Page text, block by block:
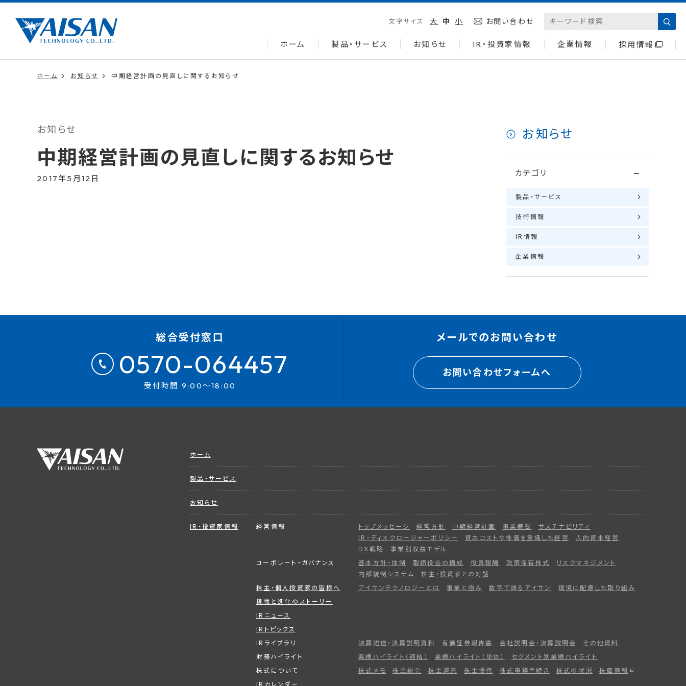
文字サイズ 大 中 小 お問い合わせ
ホーム 製品・サービス お知らせ IR・投資家情報 企業情報 採用情報
ホーム お知らせ 中期経営計画の見直しに関するお知らせ
お知らせ
中期経営計画の見直しに関するお知らせ
2017年5月12日
お知らせ
カテゴリ
製品・サービス
技術情報
IR情報
企業情報
総合受付窓口
0570-064457
受付時間 9:00～18:00
メールでのお問い合わせ
お問い合わせフォームへ
ホーム
製品・サービス
お知らせ
IR・投資家情報 経営情報 トップメッセージ 経営方針 中期経営計画 事業概要
サステナビリティ
IR・ディスクロージャーポリシー
資本コストや株価を意識した経営
人的資本経営
DX戦略
事業別収益モデル
コーポレート・ガバナンス
基本方針・体制 取締役会の構成 役員報酬 政策保有株式
リスクマネジメント
内部統制システム
株主・投資家との対話
株主・個人投資家の皆様へ
アイサンテクノロジーとは 事業と強み 数字で語るアイサン
環境に配慮した取り組み
挑戦と進化のストーリー
IRニュース
IRトピックス
IRライブラリ
決算短信・決算説明資料 有価証券報告書 会社説明会・決算説明会
その他資料
財務ハイライト
業績ハイライト（連結） 業績ハイライト（単体）
セグメント別業績ハイライト
株式について
株式メモ 株主総会 株主還元 株主優待 株式事務手続き 株式の状況
株価情報
IRカレンダー